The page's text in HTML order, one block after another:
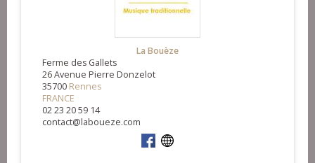
La Bouèze
Ferme des Gallets
26 Avenue Pierre Donzelot
35700 Rennes
FRANCE
02 23 20 59 14
contact@laboueze.com